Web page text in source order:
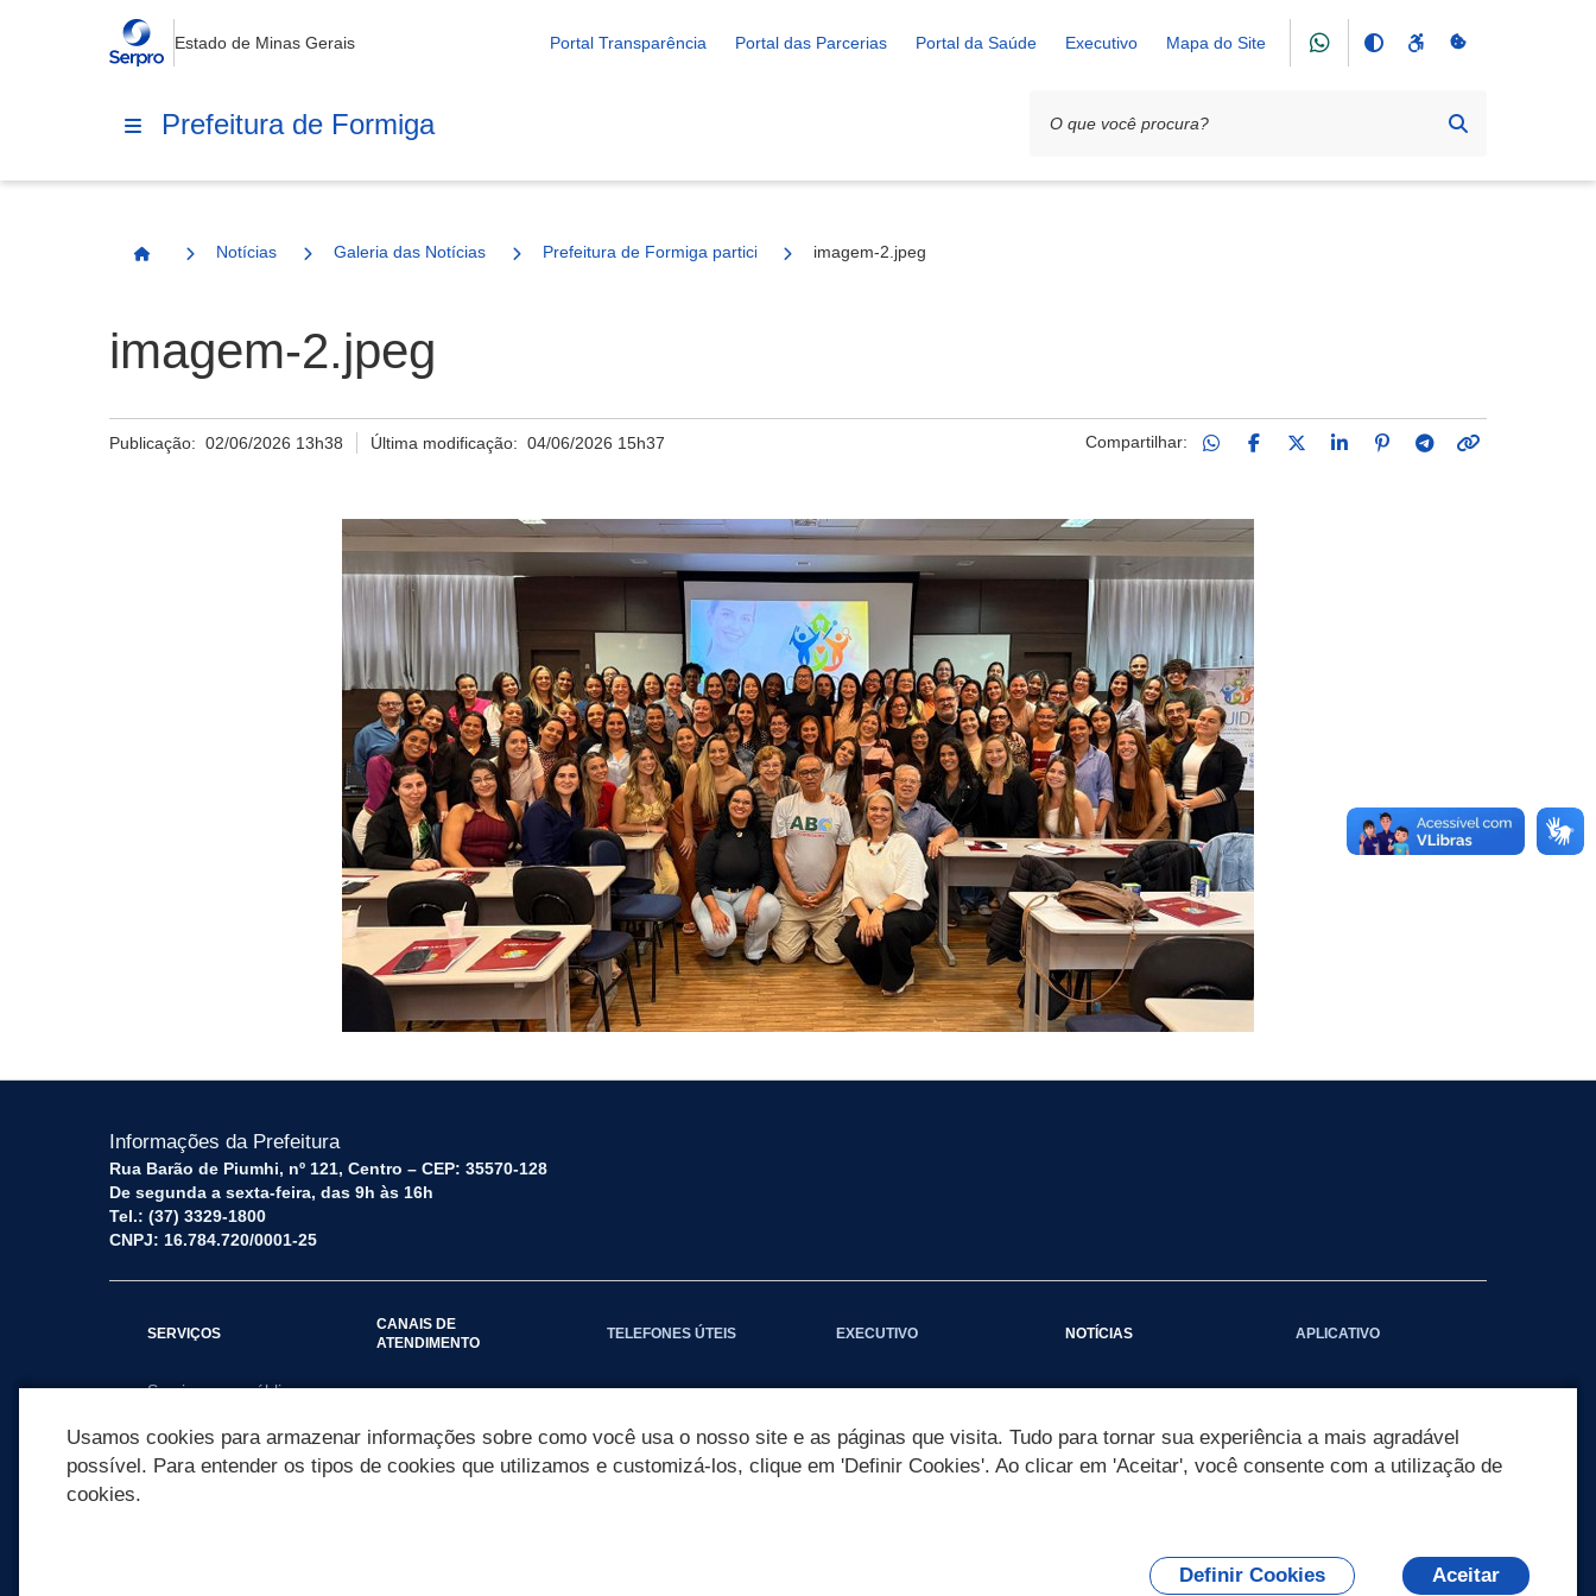
Estado de Minas Gerais Portal Transparência Portal das Parcerias Portal da Saúde Executivo Mapa do Site
Prefeitura de Formiga
Página Inicial
Notícias Galeria das Notícias Prefeitura de Formiga participa de workshop sobre novas normas sanitárias na odontologia.
imagem-2.jpeg
imagem-2.jpeg
Publicação: 02/06/2026 13h38 Última modificação:04/06/2026 15h37 Compartilhar:
Informações da Prefeitura
Rua Barão de Piumhi, nº 121, Centro – CEP: 35570-128
De segunda a sexta-feira, das 9h às 16h
Tel.: (37) 3329-1800
CNPJ: 16.784.720/0001-25
SERVIÇOS
Serviços por público
CANAIS DE
ATENDIMENTO
TELEFONES ÚTEIS EXECUTIVO NOTÍCIAS APLICATIVO
Usamos cookies para armazenar informações sobre como você usa o nosso site e as páginas que visita. Tudo para tornar sua experiência a mais agradável
possível. Para entender os tipos de cookies que utilizamos e customizá-los, clique em 'Definir Cookies'. Ao clicar em 'Aceitar', você consente com a utilização de
cookies.
Definir Cookies Aceitar